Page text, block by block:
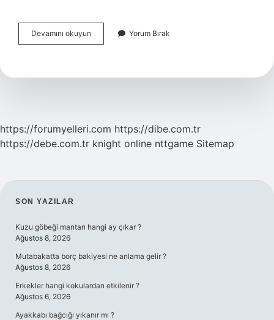
Devamını okuyun
Sakızı
Yorum Bırak
https://forumyelleri.com https://dibe.com.tr
https://debe.com.tr knight online nttgame Sitemap
SIDEBAR
SON YAZILAR
Kuzu göbeği mantarı hangi ay çıkar ?
Ağustos 8, 2026
Mutabakatta borç bakiyesi ne anlama gelir ?
Ağustos 8, 2026
Erkekler hangi kokulardan etkilenir ?
Ağustos 6, 2026
Ayakkabı bağcığı yıkanır mı ?